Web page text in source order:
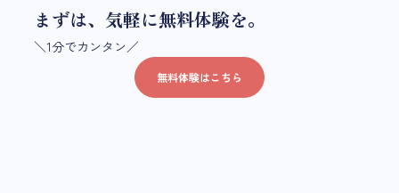
まずは、気軽に無料体験を。
＼1分でカンタン／
無料体験はこちら